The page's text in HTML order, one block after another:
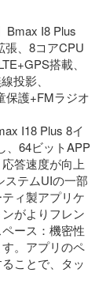
Bmax I8 Plus
張、8コアCPU
搭載、
投影、
保護+FMラジオ
I18 Plus 8イ
、64ビットAPP
答速度が向上
ステムUIの一部
ィ製アプリケ
がよりフレン
ース：機密性
。アプリのペ
ことで、タッ